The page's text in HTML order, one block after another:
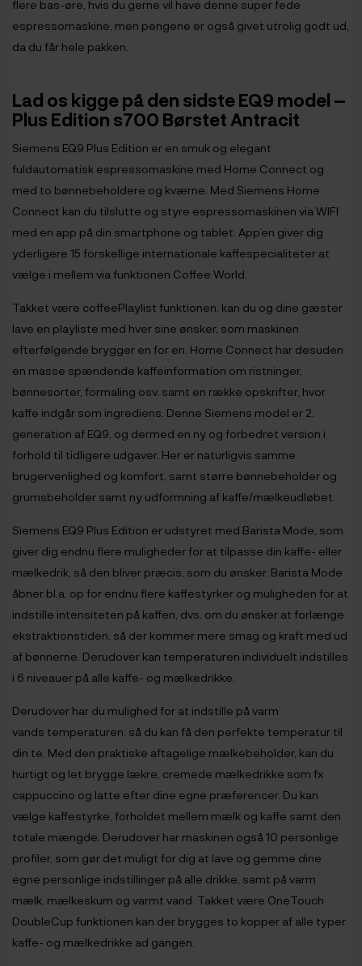
flere bas-øre, hvis du gerne vil have denne super fede
espressomaskine, men pengene er også givet utrolig godt ud,
da du får hele pakken.
Lad os kigge på den sidste EQ9 model –
Plus Edition s700 Børstet Antracit
Siemens EQ9 Plus Edition er en smuk og elegant
fuldautomatisk espressomaskine med Home Connect og
med to bønnebeholdere og kværne. Med Siemens Home
Connect kan du tilslutte og styre espressomaskinen via WIFI
med en app på din smartphone og tablet. App’en giver dig
yderligere 15 forskellige internationale kaffespecialiteter at
vælge i mellem via funktionen Coffee World.
Takket være coffeePlaylist funktionen, kan du og dine gæster
lave en playliste med hver sine ønsker, som maskinen
efterfølgende brygger en for en. Home Connect har desuden
en masse spændende kaffeinformation om ristninger,
bønnesorter, formaling osv. samt en række opskrifter, hvor
kaffe indgår som ingrediens. Denne Siemens model er 2.
generation af EQ9, og dermed en ny og forbedret version i
forhold til tidligere udgaver. Her er naturligvis samme
brugervenlighed og komfort, samt større bønnebeholder og
grumsbeholder samt ny udformning af kaffe/mælkeudløbet.
Siemens EQ9 Plus Edition er udstyret med Barista Mode, som
giver dig endnu flere muligheder for at tilpasse din kaffe- eller
mælkedrik, så den bliver præcis, som du ønsker. Barista Mode
åbner bl.a. op for endnu flere kaffestyrker og muligheden for at
indstille intensiteten på kaffen, dvs. om du ønsker at forlænge
ekstraktionstiden, så der kommer mere smag og kraft med ud
af bønnerne. Derudover kan temperaturen individuelt indstilles
i 6 niveauer på alle kaffe- og mælkedrikke.
Derudover har du mulighed for at indstille på varm
vands temperaturen, så du kan få den perfekte temperatur til
din te. Med den praktiske aftagelige mælkebeholder, kan du
hurtigt og let brygge lækre, cremede mælkedrikke som fx
cappuccino og latte efter dine egne præferencer. Du kan
vælge kaffestyrke, forholdet mellem mælk og kaffe samt den
totale mængde. Derudover har maskinen også 10 personlige
profiler, som gør det muligt for dig at lave og gemme dine
egne personlige indstillinger på alle drikke, samt på varm
mælk, mælkeskum og varmt vand. Takket være OneTouch
DoubleCup funktionen kan der brygges to kopper af alle typer
kaffe- og mælkedrikke ad gangen.